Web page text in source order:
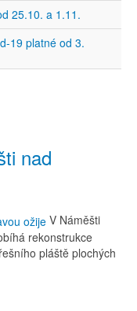
25.10. a 1.11.
19 platné od 3.
nad
V Náměšti
rekonstrukce
pláště plochých